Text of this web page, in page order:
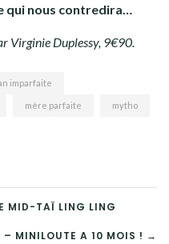
qui nous contredira…
Virginie Duplessy, 9€90.
imparfaite
mère parfaite mytho
MID-TAÏ LING LING
– MINILOUTE A 10 MOIS ! →